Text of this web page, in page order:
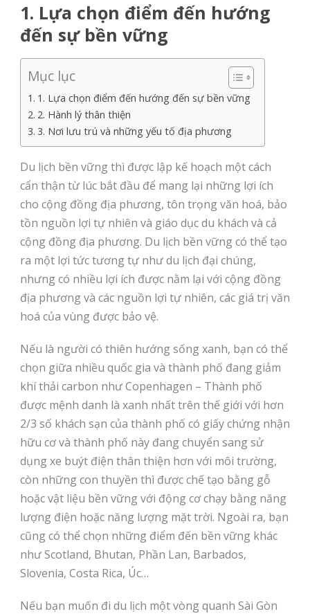
1. Lựa chọn điểm đến hướng
đến sự bền vững
Mục lục
1. Lựa chọn điểm đến hướng đến sự bền vững
2. Hành lý thân thiện
3. Nơi lưu trú và những yếu tố địa phương
Du lịch bền vững thì được lập kế hoạch một cách
cẩn thận từ lúc bắt đầu để mang lại những lợi ích
cho cộng đồng địa phương, tôn trọng văn hoá, bảo
tồn nguồn lợi tự nhiên và giáo dục du khách và cả
cộng đồng địa phương. Du lịch bền vững có thể tạo
ra một lợi tức tương tự như du lịch đại chúng,
nhưng có nhiều lợi ích được nằm lại với cộng đồng
địa phương và các nguồn lợi tự nhiên, các giá trị văn
hoá của vùng được bảo vệ.
Nếu là người có thiên hướng sống xanh, bạn có thể
chọn giữa nhiều quốc gia và thành phố đang giảm
khí thải carbon như Copenhagen – Thành phố
được mệnh danh là xanh nhất trên thế giới với hơn
2/3 số khách sạn của thành phố có giấy chứng nhận
hữu cơ và thành phố này đang chuyển sang sử
dụng xe buýt điện thân thiện hơn với môi trường,
còn những con thuyền thì được chế tạo bằng gỗ
hoặc vật liệu bền vững với động cơ chạy bằng năng
lượng điện hoặc năng lượng mặt trời. Ngoài ra, bạn
cũng có thể chọn những điểm đến bền vững khác
như Scotland, Bhutan, Phần Lan, Barbados,
Slovenia, Costa Rica, Úc…
Nếu bạn muốn đi du lịch một vòng quanh Sài Gòn